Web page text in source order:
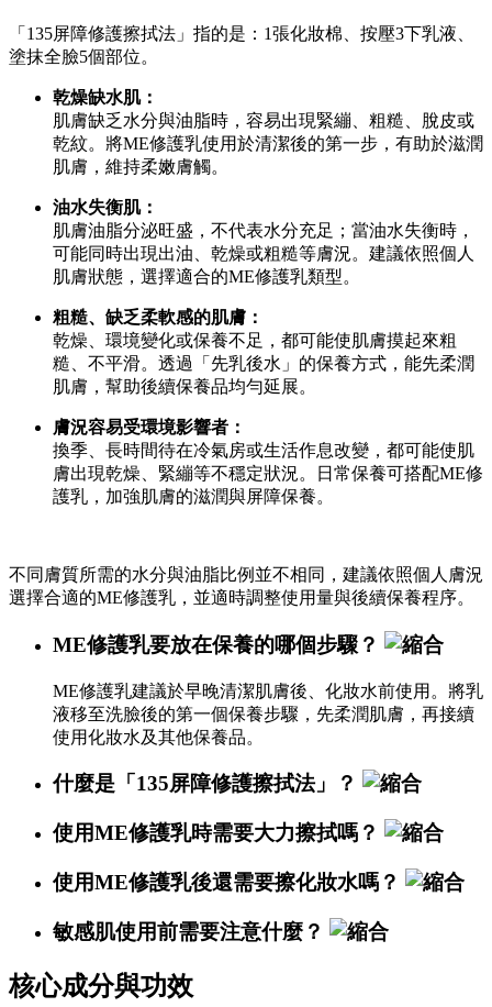
「135屏障修護擦拭法」指的是：1張化妝棉、按壓3下乳液、
塗抹全臉5個部位。
乾燥缺水肌：
肌膚缺乏水分與油脂時，容易出現緊繃、粗糙、脫皮或
乾紋。將ME修護乳使用於清潔後的第一步，有助於滋潤
肌膚，維持柔嫩膚觸。
油水失衡肌：
肌膚油脂分泌旺盛，不代表水分充足；當油水失衡時，
可能同時出現出油、乾燥或粗糙等膚況。建議依照個人
肌膚狀態，選擇適合的ME修護乳類型。
粗糙、缺乏柔軟感的肌膚：
乾燥、環境變化或保養不足，都可能使肌膚摸起來粗
糙、不平滑。透過「先乳後水」的保養方式，能先柔潤
肌膚，幫助後續保養品均勻延展。
膚況容易受環境影響者：
換季、長時間待在冷氣房或生活作息改變，都可能使肌
膚出現乾燥、緊繃等不穩定狀況。日常保養可搭配ME修
護乳，加強肌膚的滋潤與屏障保養。
不同膚質所需的水分與油脂比例並不相同，建議依照個人膚況
選擇合適的ME修護乳，並適時調整使用量與後續保養程序。
ME修護乳要放在保養的哪個步驟？
ME修護乳建議於早晚清潔肌膚後、化妝水前使用。將乳
液移至洗臉後的第一個保養步驟，先柔潤肌膚，再接續
使用化妝水及其他保養品。
什麼是「135屏障修護擦拭法」？
使用ME修護乳時需要大力擦拭嗎？
使用ME修護乳後還需要擦化妝水嗎？
敏感肌使用前需要注意什麼？
核心成分與功效